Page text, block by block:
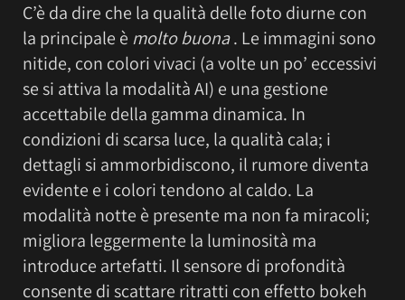
C’è da dire che la qualità delle foto diurne con
la principale è molto buona. Le immagini sono
nitide, con colori vivaci (a volte un po’ eccessivi
se si attiva la modalità AI) e una gestione
accettabile della gamma dinamica. In
condizioni di scarsa luce, la qualità cala; i
dettagli si ammorbidiscono, il rumore diventa
evidente e i colori tendono al caldo. La
modalità notte è presente ma non fa miracoli;
migliora leggermente la luminosità ma
introduce artefatti. Il sensore di profondità
consente di scattare ritratti con effetto bokeh